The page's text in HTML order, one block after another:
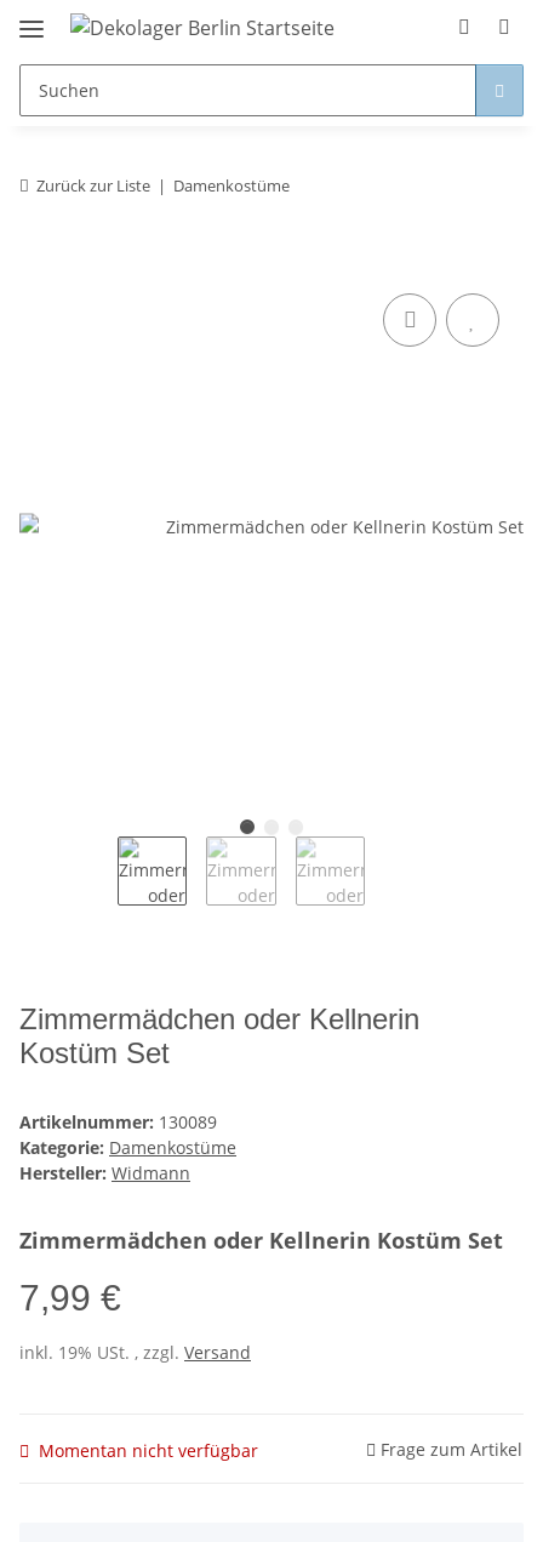
Zurück zur Liste Damenkostüme
Zimmermädchen oder Kellnerin
Kostüm Set
Artikelnummer: 130089
Kategorie: Damenkostüme
Hersteller: Widmann
Zimmermädchen oder Kellnerin Kostüm Set
7,99 €
inkl. 19% USt. , zzgl. Versand
Momentan nicht verfügbar Frage zum Artikel